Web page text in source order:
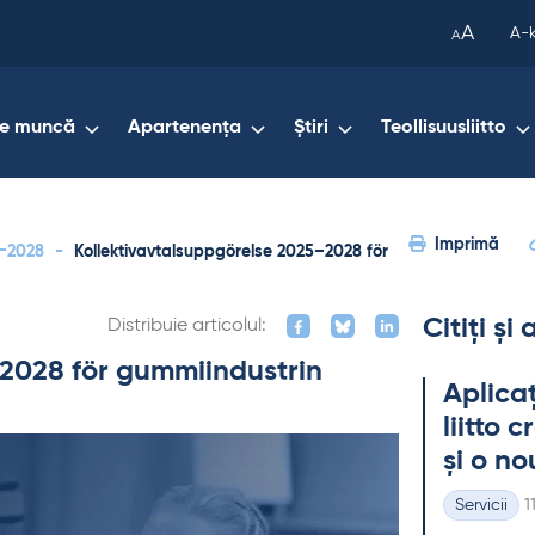
AA A-
muncă Apartenența Știri Teollisuusliitto
-
Kollektivavtalsuppgörelse 2025–2028 för
Imprimă
Distribuie articolul:
för gummiindustrin
Citiți și
liitto
și o
Categorii
Servicii
your
clipboard.)